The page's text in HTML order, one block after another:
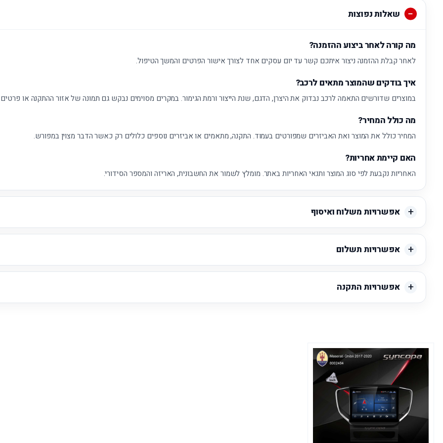
שאלות נפוצות
מה קורה לאחר ביצוע ההזמנה?
לאחר קבלת ההזמנה ניצור איתכם קשר עד יום עסקים אחד לצורך אישור הפרטים והמשך הטיפול.
איך בודקים שהמוצר מתאים לרכב?
במוצרים שדורשים התאמה לרכב נבדוק את היצרן, הדגם, שנת הייצור ורמת הגימור. במקרים מסוימים נבקש גם תמונה של אזור ההתקנה או פרטים
מה כולל המחיר?
המחיר כולל את המוצר ואת האביזרים שמפורטים בעמוד. התקנה, מתאמים או אביזרים נוספים כלולים רק כאשר הדבר מצוין במפורש.
האם קיימת אחריות?
האחריות נקבעת לפי סוג המוצר ותנאי האחריות באתר. מומלץ לשמור את החשבונית, האריזה והמספר הסידורי.
אפשרויות משלוח ואיסוף
אפשרויות תשלום
אפשרויות התקנה